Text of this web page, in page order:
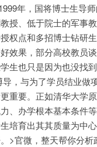
年，国将博士生导
授、低于院士的军事
权点和多招博士钻研
效果，部分高校教员
生也只是因为也没找
，与为了学员结业做
重要。正如清华大学
、办学根本基本条件
培育出其其质量为中
>官微，整天帮你分